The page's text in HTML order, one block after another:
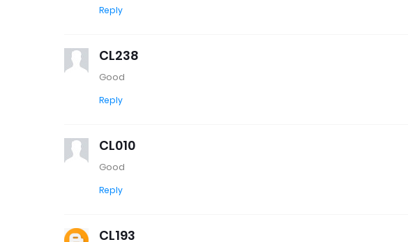
Reply
CL238
Good
Reply
CL010
Good
Reply
CL193